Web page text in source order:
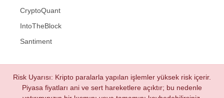
CryptoQuant
IntoTheBlock
Santiment
Risk Uyarısı: Kripto paralarla yapılan işlemler yüksek risk içerir.
Piyasa fiyatları ani ve sert hareketlere açıktır; bu nedenle